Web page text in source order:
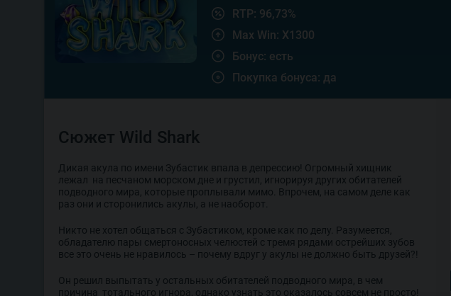
RTP: 96,73%
Max Win: X1300
Бонус: есть
Покупка бонуса: да
Сюжет Wild Shark
Дикая акула по имени Зубастик впала в депрессию! Огромный хищник
лежал на песчаном морском дне и грустил, игнорируя других обитателей
подводного мира, которые проплывали мимо. Впрочем, на самом деле как
раз они и сторонились акулы, а не наоборот.
Никто не хотел общаться с Зубастиком, кроме как по делу. Разумеется,
обладателю пары смертоносных челюстей с тремя рядами острейших зубов
все это очень не нравилось – почему вдруг у акулы не должно быть друзей?!
Он решил выпытать у остальных обитателей подводного мира, в чем
причина тотального игнора, однако узнать это оказалось совсем не просто!